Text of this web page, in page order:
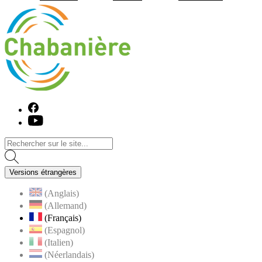
Facebook
Youtube
Versions étrangères
(Anglais)
(Allemand)
(Français)
(Espagnol)
(Italien)
(Néerlandais)